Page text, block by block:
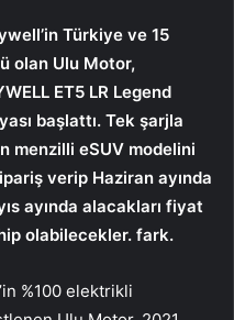
Türkiye ve 15
olan Ulu Motor,
ET5 LR Legend
başlattı. Tek şarjla
menzilli eSUV modelini
verip Haziran ayında
ayında alacakları fiyat
olabilecekler. fark.
%100 elektrikli